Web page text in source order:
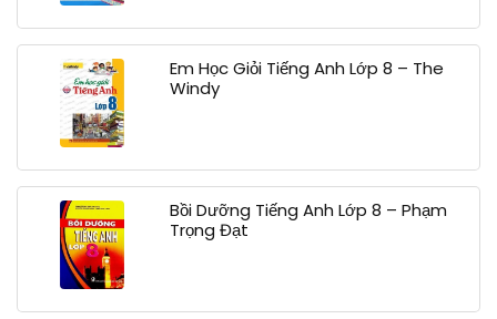
Em Học Giỏi Tiếng Anh Lớp 8 – The
Windy
Bồi Dưỡng Tiếng Anh Lớp 8 – Phạm
Trọng Đạt